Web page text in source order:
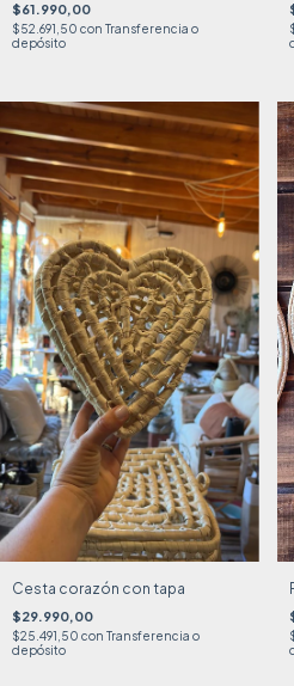
$61.990,00
$52.691,50 con Transferencia o
depósito
Cesta corazón con tapa
$29.990,00
$25.491,50 con Transferencia o
depósito